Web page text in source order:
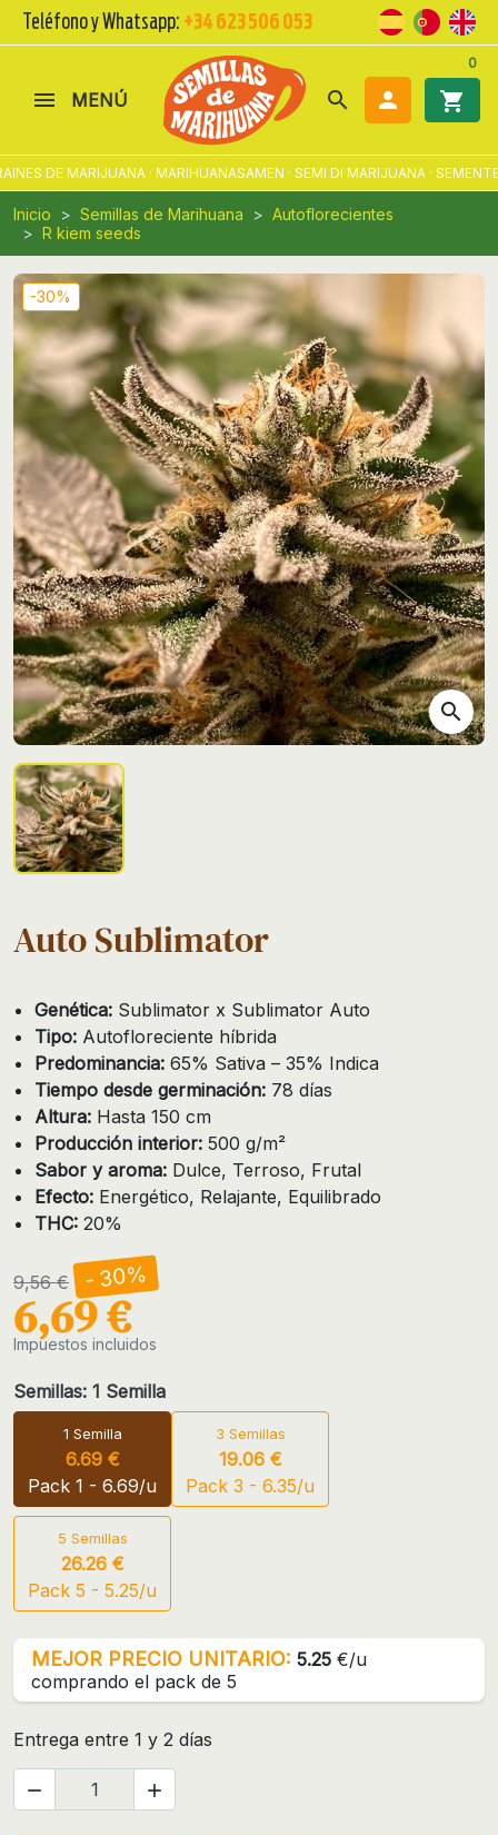
Teléfono y Whatsapp: +34 623 506 053
MENÚ search  shopping_cart
0
DE MARIJUANA · MARIHUANASAMEN · SEMI DI MARIJUANA ·
Inicio Semillas de Marihuana
Autoflorecientes
R kiem seeds
-30%
search
Auto Sublimator
Genética: Sublimator x Sublimator Auto
Tipo: Autofloreciente híbrida
Predominancia: 65% Sativa – 35% Indica
Tiempo desde germinación: 78 días
Altura: Hasta 150 cm
Producción interior: 500 g/m²
Sabor y aroma: Dulce, Terroso, Frutal
Efecto: Energético, Relajante, Equilibrado
THC: 20%
9,56 € - 30%
6,69 €
Impuestos incluidos
Semillas: 1 Semilla
1 Semilla
6.69 €
Pack 1 - 6.69/u
3 Semillas
19.06 €
Pack 3 - 6.35/u
5 Semillas
26.26 €
Pack 5 - 5.25/u
MEJOR PRECIO UNITARIO: 5.25 €/u
comprando el pack de 5
Entrega entre 1 y 2 días
 